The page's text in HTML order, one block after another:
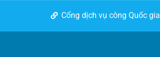
Cổng dịch vụ công Quốc gia